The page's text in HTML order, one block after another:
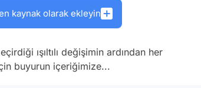
kaynak olarak ekleyin
ışıltılı değişimin ardından her
buyurun içeriğimize...